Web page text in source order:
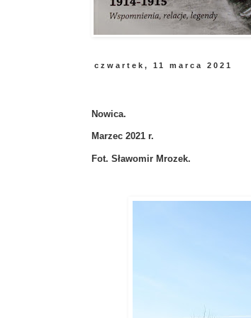
czwartek, 11 marca 2021
Nowica.
Marzec 2021 r.
Fot. Sławomir Mrozek.